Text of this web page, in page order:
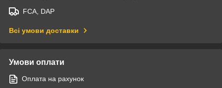
FCA, DAP
Всі умови доставки
Умови оплати
Оплата на рахунок